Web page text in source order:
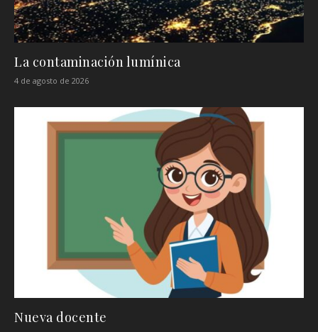
La contaminación lumínica
4 de agosto de 2026
Nueva docente